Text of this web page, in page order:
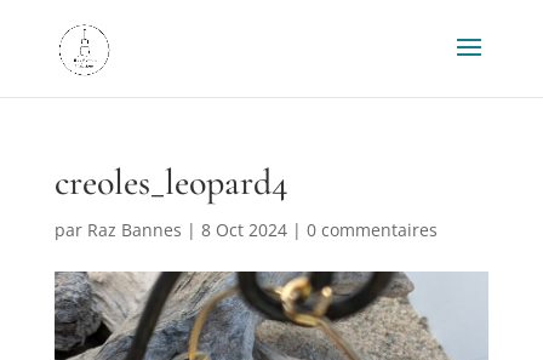
creoles_leopard4
par Raz Bannes | 8 Oct 2024| 0 commentaires